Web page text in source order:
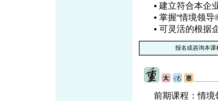
• 建立符合本企
• 掌握“情境领
• 可灵活的根据
报名或咨询本课
前期课程：情